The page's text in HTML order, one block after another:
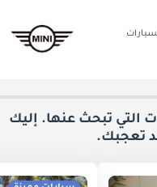
التي تبحث عنها. إليك
تعجبك.